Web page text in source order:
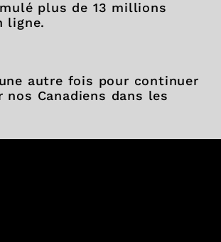
plus de 13 millions
ligne.
autre fois pour continuer
nos Canadiens dans les